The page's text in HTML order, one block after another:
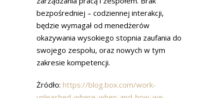
bezpośredniej – codziennej interakcji,
będzie wymagał od menedżerów
okazywania wysokiego stopnia zaufania do
swojego zespołu, oraz nowych w tym
zakresie kompetencji.
Żródło: https://blog.box.com/work-